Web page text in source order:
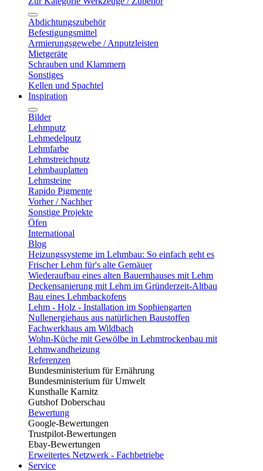
Abdichtungszubehör
Befestigungsmittel
Armierungsgewebe / Anputzleisten
Mietgeräte
Schrauben und Klammern
Sonstiges
Kellen und Spachtel
Inspiration
Bilder
Lehmputz
Lehmedelputz
Lehmfarbe
Lehmstreichputz
Lehmbauplatten
Lehmsteine
Rapido Pigmente
Vorher / Nachher
Sonstige Projekte
Öfen
International
Blog
Heizungssysteme im Lehmbau: So einfach geht es
Frischer Lehm für's alte Gemäuer
Wiederaufbau eines alten Bauernhauses mit Lehm
Deckensanierung mit Lehm im Gründerzeit-Altbau
Bau eines Lehmbackofens
Lehm - Holz - Installation im Sophiengarten
Nullenergiehaus aus natürlichen Baustoffen
Fachwerkhaus am Wildbach
Wohn-Küche mit Gewölbe in Lehmtrockenbau mit
Lehmwandheizung
Referenzen
Bundesministerium für Ernährung
Bundesministerium für Umwelt
Kunsthalle Karnitz
Gutshof Doberschau
Bewertung
Google-Bewertungen
Trustpilot-Bewertungen
Ebay-Bewertungen
Erweitertes Netzwerk - Fachbetriebe
Service